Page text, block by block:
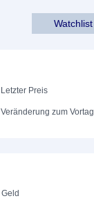
Watchlist
Letzter Preis
Veränderung zum Vortag
Geld